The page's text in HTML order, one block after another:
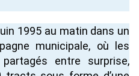
1995 au matin dans un
municipale, où les
entre surprise,